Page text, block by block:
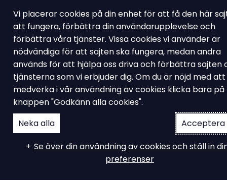
Ampiro Utbildning
Utbildning Internrevision
enligt ISO 9001 & ISO
14001
Rätt använt så är interna revisioner ett mycket bra
Vi placerar cookies på din enhet för att få den här
att fungera, förbättra din användarupplevelse och
förbättra våra tjänster. Vissa cookies vi använder är
nödvändiga för att sajten ska fungera, medan andra
används för att hjälpa oss driva och förbättra sajten
tjänsterna som vi erbjuder dig. Om du är nöjd med att
medverka i vår användning av cookies klicka bara på
knappen "Godkänn alla cookies".
Acceptera
Neka alla
Se över din användning av cookies och ställ in
preferenser